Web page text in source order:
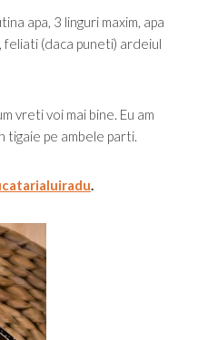
apa, 3 linguri maxim, apa
feliati (daca puneti) ardeiul
vreti voi mai bine. Eu am
tigaie pe ambele parti.